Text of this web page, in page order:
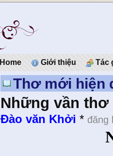
Home Giới thiệu Tác
Thơ mới hiện
Những vần
Đào văn Khởi * đăng